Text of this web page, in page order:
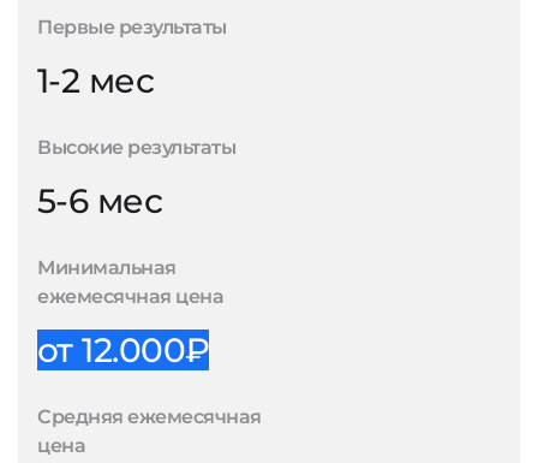
Первые результаты
1-2 мес
Высокие результаты
5-6 мес
Минимальная
ежемесячная цена
от 12.000₽
Средняя ежемесячная
цена